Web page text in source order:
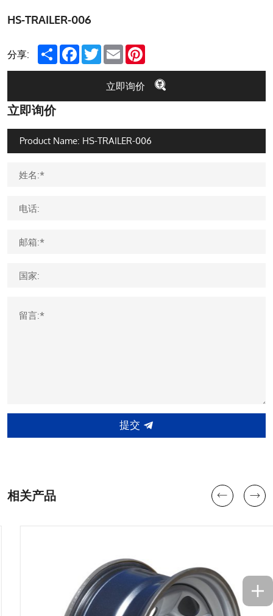
HS-TRAILER-006
分享: Share FacebookTwitterEmail
立即询价
立即询价
姓名:*
电话:
邮箱:*
国家:
留言:*
提交
相关产品